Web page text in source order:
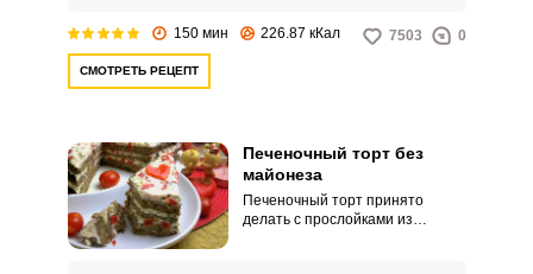
150 мин 226.87 кКал 7503 0
СМОТРЕТЬ РЕЦЕПТ
Печеночный торт без
майонеза
Печеночный торт принято
делать с прослойками из